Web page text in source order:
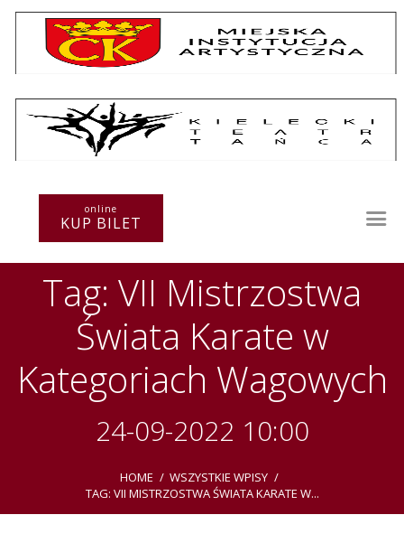
online
KUP BILET
Tag: VII Mistrzostwa
Świata Karate w
Kategoriach Wagowych
24-09-2022 10:00
HOME
WSZYSTKIE WPISY
TAG: VII MISTRZOSTWA ŚWIATA KARATE W...
Repertuar
Teatr / Zespół
Przestrzenie Sztuki
Festiwal
Kurs instruktorski
Sprawozdania